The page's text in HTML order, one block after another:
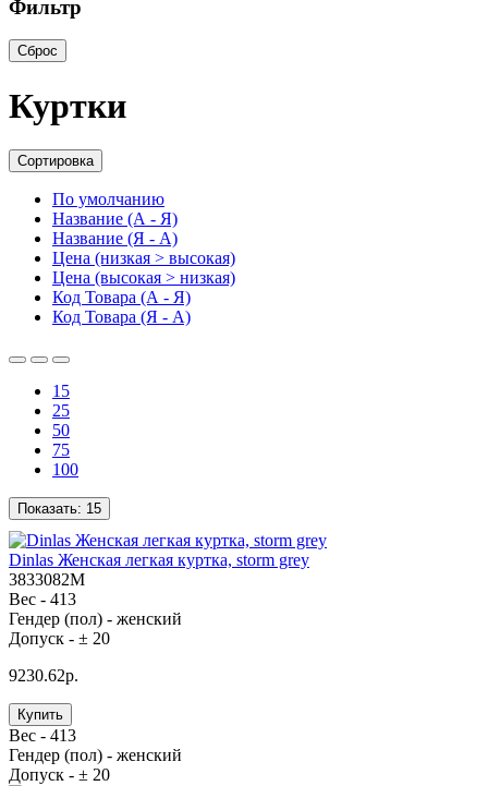
Фильтр
Сброс
Куртки
Сортировка
По умолчанию
Название (А - Я)
Название (Я - А)
Цена (низкая > высокая)
Цена (высокая > низкая)
Код Товара (А - Я)
Код Товара (Я - А)
15
25
50
75
100
Показать: 15
Dinlas Женская легкая куртка, storm grey
3833082M
Вес - 413
Гендер (пол) - женский
Допуск - ± 20
9230.62р.
Купить
Вес - 413
Гендер (пол) - женский
Допуск - ± 20